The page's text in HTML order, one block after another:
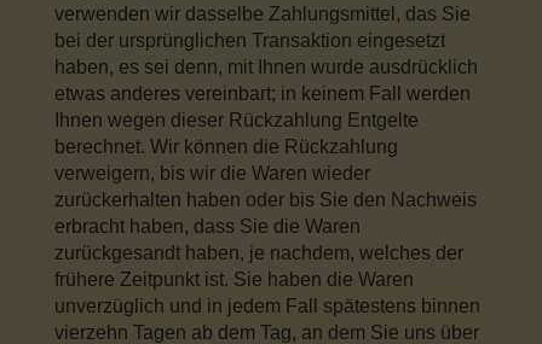
verwenden wir dasselbe Zahlungsmittel, das Sie
bei der ursprünglichen Transaktion eingesetzt
haben, es sei denn, mit Ihnen wurde ausdrücklich
etwas anderes vereinbart; in keinem Fall werden
Ihnen wegen dieser Rückzahlung Entgelte
berechnet. Wir können die Rückzahlung
verweigern, bis wir die Waren wieder
zurückerhalten haben oder bis Sie den Nachweis
erbracht haben, dass Sie die Waren
zurückgesandt haben, je nachdem, welches der
frühere Zeitpunkt ist. Sie haben die Waren
unverzüglich und in jedem Fall spätestens binnen
vierzehn Tagen ab dem Tag, an dem Sie uns über